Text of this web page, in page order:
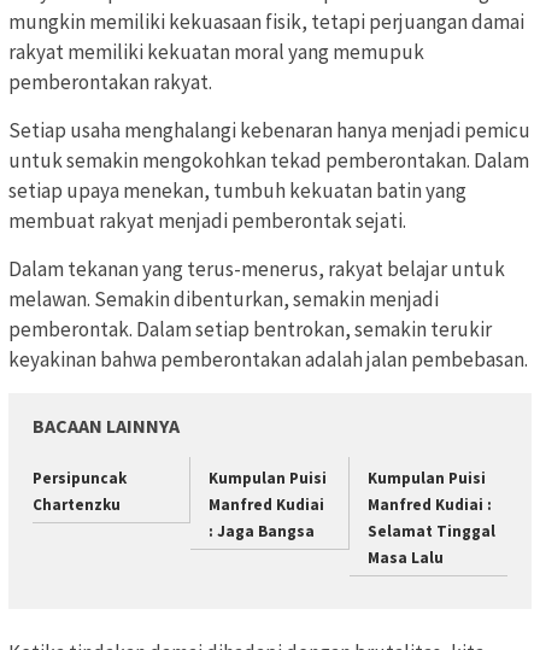
mungkin memiliki kekuasaan fisik, tetapi perjuangan damai
rakyat memiliki kekuatan moral yang memupuk
pemberontakan rakyat.
Setiap usaha menghalangi kebenaran hanya menjadi pemicu
untuk semakin mengokohkan tekad pemberontakan. Dalam
setiap upaya menekan, tumbuh kekuatan batin yang
membuat rakyat menjadi pemberontak sejati.
Dalam tekanan yang terus-menerus, rakyat belajar untuk
melawan. Semakin dibenturkan, semakin menjadi
pemberontak. Dalam setiap bentrokan, semakin terukir
keyakinan bahwa pemberontakan adalah jalan pembebasan.
BACAAN LAINNYA
Persipuncak
Chartenzku
Kumpulan Puisi
Manfred Kudiai
: Jaga Bangsa
Kumpulan Puisi
Manfred Kudiai :
Selamat Tinggal
Masa Lalu